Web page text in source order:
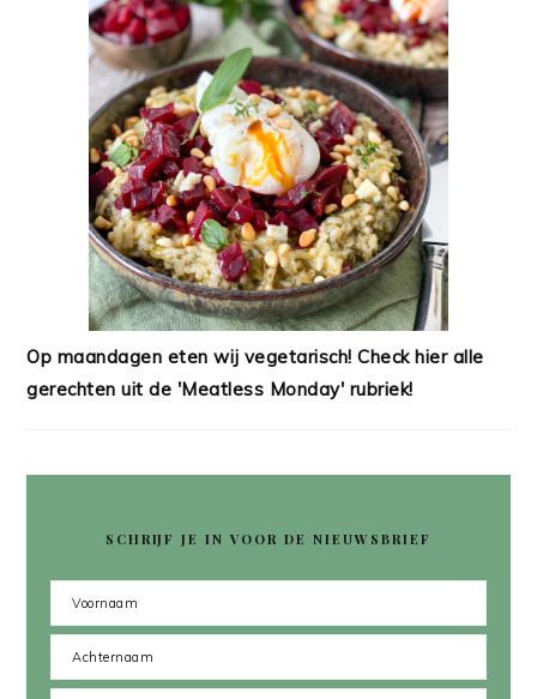
Op maandagen eten wij vegetarisch! Check hier alle
gerechten uit de 'Meatless Monday' rubriek!
SCHRIJF JE IN VOOR DE NIEUWSBRIEF